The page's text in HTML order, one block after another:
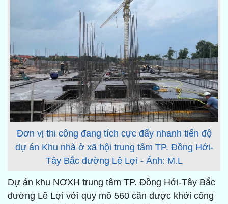
Đơn vị thi công đang tích cực đẩy nhanh tiến độ
dự án Khu nhà ở xã hội trung tâm TP. Đồng Hới-
Tây Bắc đường Lê Lợi - Ảnh: M.L
Dự án khu NƠXH trung tâm TP. Đồng Hới-Tây Bắc
đường Lê Lợi với quy mô 560 căn được khởi công